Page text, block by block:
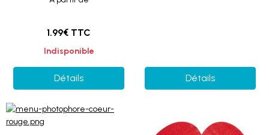
1.99€ TTC
Indisponible
Détails Détails